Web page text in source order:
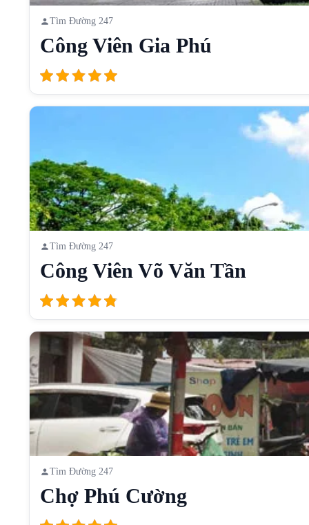
Tìm Đường 247
Công Viên Gia Phú
Tìm Đường 247
Công Viên Võ Văn Tần
Tìm Đường 247
Chợ Phú Cường